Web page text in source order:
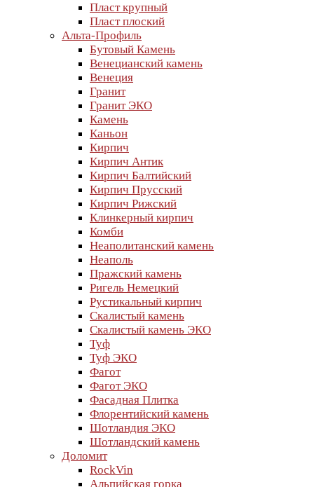
Пласт крупный
Пласт плоский
Альта-Профиль
Бутовый Камень
Венецианский камень
Венеция
Гранит
Гранит ЭКО
Камень
Каньон
Кирпич
Кирпич Антик
Кирпич Балтийский
Кирпич Прусский
Кирпич Рижский
Клинкерный кирпич
Комби
Неаполитанский камень
Неаполь
Пражский камень
Ригель Немецкий
Рустикальный кирпич
Скалистый камень
Скалистый камень ЭКО
Туф
Туф ЭКО
Фагот
Фагот ЭКО
Фасадная Плитка
Флорентийский камень
Шотландия ЭКО
Шотландский камень
Доломит
RockVin
Альпийская горка